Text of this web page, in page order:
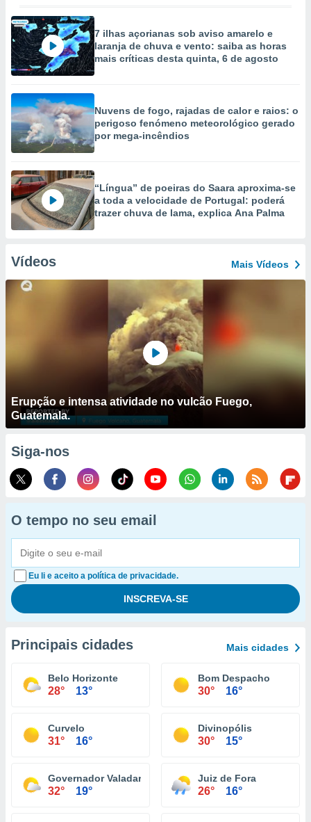
7 ilhas açorianas sob aviso amarelo e
laranja de chuva e vento: saiba as horas
mais críticas desta quinta, 6 de agosto
Nuvens de fogo, rajadas de calor e raios: o
perigoso fenómeno meteorológico gerado
por mega-incêndios
“Língua” de poeiras do Saara aproxima-se
a toda a velocidade de Portugal: poderá
trazer chuva de lama, explica Ana Palma
Vídeos Mais Vídeos
Erupção e intensa atividade no vulcão Fuego,
Guatemala.
Siga-nos
O tempo no seu email
Eu li e aceito a política de privacidade.
Principais cidades Mais cidades
Belo Horizonte
28° 13°
Bom Despacho
30° 16°
Curvelo
31° 16°
Divinopólis
30° 15°
Governador Valadares
32° 19°
Juiz de Fora
26° 16°